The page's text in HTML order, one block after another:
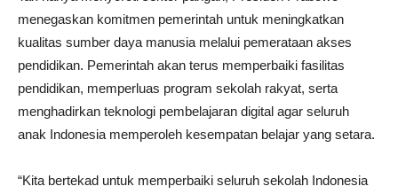
menegaskan komitmen pemerintah untuk meningkatkan
kualitas sumber daya manusia melalui pemerataan akses
pendidikan. Pemerintah akan terus memperbaiki fasilitas
pendidikan, memperluas program sekolah rakyat, serta
menghadirkan teknologi pembelajaran digital agar seluruh
anak Indonesia memperoleh kesempatan belajar yang setara.
“Kita bertekad untuk memperbaiki seluruh sekolah Indonesia